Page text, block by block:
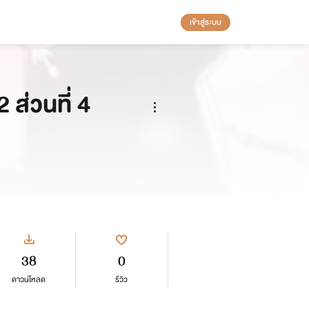
เข้าสู่ระบบ
ส่วนที่ 4
38
ดาวน์โหลด
0
รีวิว